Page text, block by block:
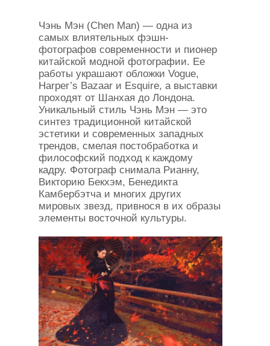
Чэнь Мэн (Chen Man) — одна из
самых влиятельных фэшн-
фотографов современности и пионер
китайской модной фотографии. Ее
работы украшают обложки Vogue,
Harper’s Bazaar и Esquire, а выставки
проходят от Шанхая до Лондона.
Уникальный стиль Чэнь Мэн — это
синтез традиционной китайской
эстетики и современных западных
трендов, смелая постобработка и
философский подход к каждому
кадру. Фотограф снимала Рианну,
Викторию Бекхэм, Бенедикта
Камбербэтча и многих других
мировых звезд, привнося в их образы
элементы восточной культуры.